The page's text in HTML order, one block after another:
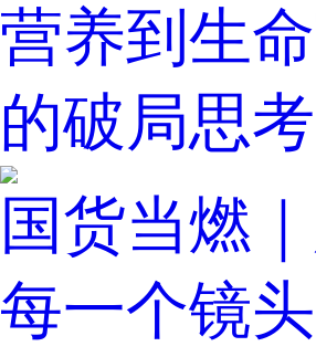
营养到生
的破局思考
国货当燃
每一个镜